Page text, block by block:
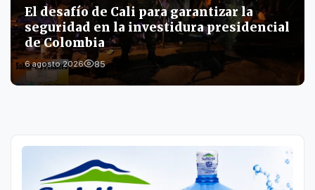
El desafío de Cali para garantizar la
seguridad en la investidura presidencial
de Colombia
6 agosto 2026 85